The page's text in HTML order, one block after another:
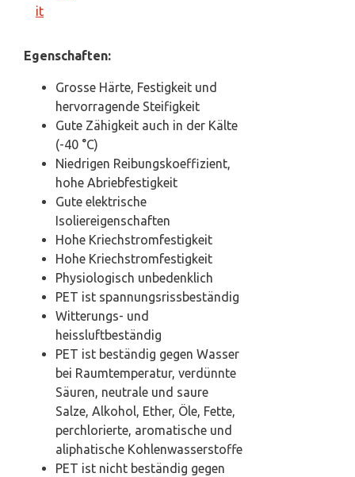
it
Egenschaften:
Grosse Härte, Festigkeit und
hervorragende Steifigkeit
Gute Zähigkeit auch in der Kälte
(-40 °C)
Niedrigen Reibungskoeffizient,
hohe Abriebfestigkeit
Gute elektrische
Isoliereigenschaften
Hohe Kriechstromfestigkeit
Hohe Kriechstromfestigkeit
Physiologisch unbedenklich
PET ist spannungsrissbeständig
Witterungs- und
heissluftbeständig
PET ist beständig gegen Wasser
bei Raumtemperatur, verdünnte
Säuren, neutrale und saure
Salze, Alkohol, Ether, Öle, Fette,
perchlorierte, aromatische und
aliphatische Kohlenwasserstoffe
PET ist nicht beständig gegen